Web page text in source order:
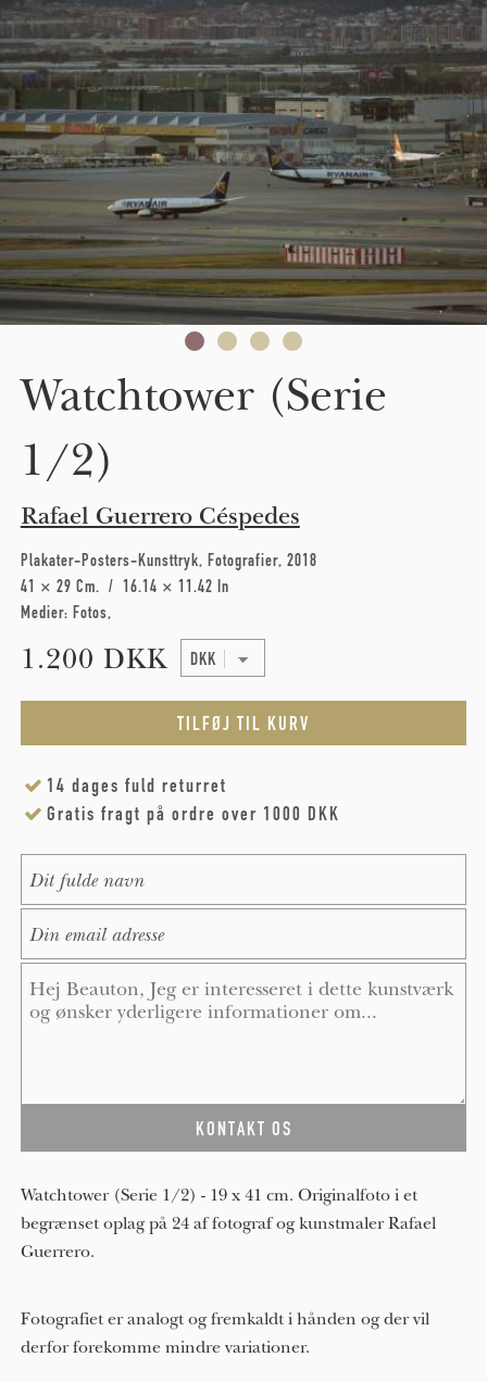
Skip to main content
Watchtower (Serie
1/2)
Rafael Guerrero Céspedes
Plakater-Posters-Kunsttryk Fotografier 2018
41 × 29 Cm
16.14 × 11.42 In
Medier: Fotos
1.200 DKK
14 dages fuld returret
Gratis fragt på ordre over 1000 DKK
Watchtower (Serie 1/2) - 19 x 41 cm. Originalfoto i et
begrænset oplag på 24 af fotograf og kunstmaler Rafael
Guerrero.
Fotografiet er analogt og fremkaldt i hånden og der vil
derfor forekomme mindre variationer.